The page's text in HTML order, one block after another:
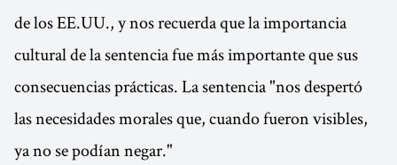
de los EE.UU., y nos recuerda que la importancia
cultural de la sentencia fue más importante que sus
consecuencias prácticas. La sentencia "nos despertó
las necesidades morales que, cuando fueron visibles,
ya no se podían negar."